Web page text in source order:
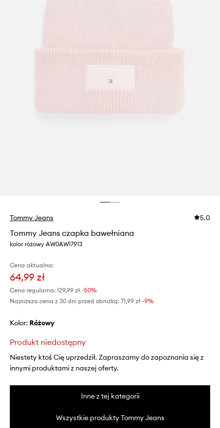
Tommy Jeans 5.0
Tommy Jeans czapka bawełniana
kolor różowy AW0AW17913
Cena aktualna:
64,99 zł
Cena regularna: 129,99 zł -50%
Najniższa cena z 30 dni przed obniżką: 71,99 zł -9%
Kolor: różowy
Produkt niedostępny
Niestety ktoś Cię uprzedził. Zapraszamy do zapoznania się z
innymi produktami z naszej oferty.
Inne z tej kategorii
Wszystkie produkty Tommy Jeans